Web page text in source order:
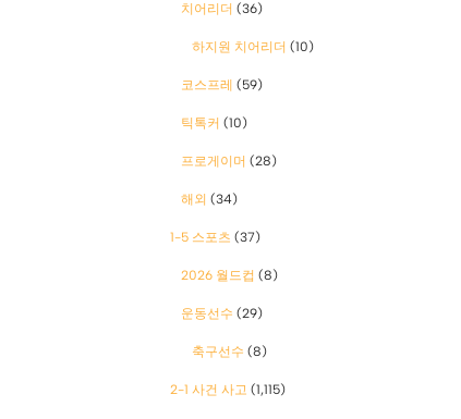
치어리더 (36)
하지원 치어리더 (10)
코스프레 (59)
틱톡커 (10)
프로게이머 (28)
해외 (34)
1-5 스포츠 (37)
2026 월드컵 (8)
운동선수 (29)
축구선수 (8)
2-1 사건 사고 (1,115)